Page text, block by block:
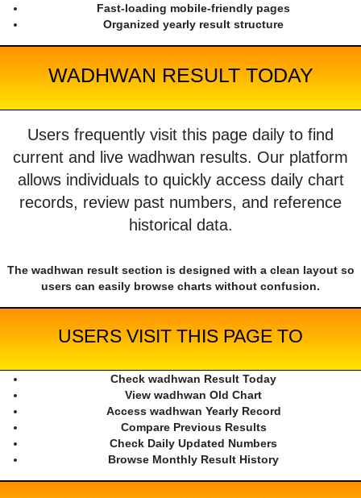
Fast-loading mobile-friendly pages
Organized yearly result structure
WADHWAN RESULT TODAY
Users frequently visit this page daily to find
current and live wadhwan results. Our platform
allows individuals to quickly access daily chart
records, review past numbers, and reference
historical data.
The wadhwan result section is designed with a clean layout so
users can easily browse charts without confusion.
USERS VISIT THIS PAGE TO
Check wadhwan Result Today
View wadhwan Old Chart
Access wadhwan Yearly Record
Compare Previous Results
Check Daily Updated Numbers
Browse Monthly Result History